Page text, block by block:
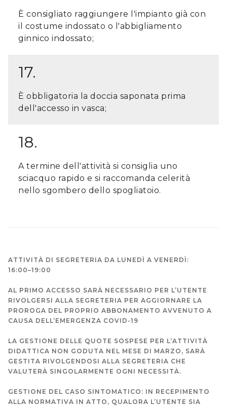
È consigliato raggiungere l'impianto già con
il costume indossato o l'abbigliamento
ginnico indossato;
17.
È obbligatoria la doccia saponata prima
dell'accesso in vasca;
18.
A termine dell'attività si consiglia uno
sciacquo rapido e si raccomanda celerità
nello sgombero dello spogliatoio.
ATTIVITÀ DI SEGRETERIA DA LUNEDÌ A VENERDÌ:
16:00–19:00
AL PRIMO ACCESSO SARÀ NECESSARIO PER L’UTENTE
RIVOLGERSI ALLA SEGRETERIA PER AGGIORNARE LA
PROROGA DEL PROPRIO ABBONAMENTO AVVENUTO A
CAUSA DELL’EMERGENZA COVID-19
LA GESTIONE DELLE QUOTE SOSPESE PER L’ATTIVITÀ
DIDATTICA NON GODUTA NEL MESE DI MARZO, SARÀ
GESTITA RIVOLGENDOSI ALLA SEGRETERIA CHE
VALUTERÀ SINGOLARMENTE OGNI NECESSITÀ.
GESTIONE DEL CASO SINTOMATICO: IN RECEPIMENTO
ALLA NORMATIVA IN ATTO, QUALORA L’UTENTE SIA